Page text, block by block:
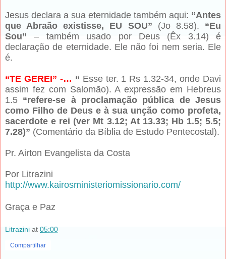
Jesus declara a sua eternidade também aqui: “Antes
que Abraão existisse, EU SOU” (Jo 8.58). “Eu
Sou” – também usado por Deus (Êx 3.14) é
declaração de eternidade. Ele não foi nem seria. Ele
é.
“TE GEREI” -… “ Esse ter. 1 Rs 1.32-34, onde Davi
assim fez com Salomão). A expressão em Hebreus
1.5 “refere-se à proclamação pública de Jesus
como Filho de Deus e à sua unção como profeta,
sacerdote e rei (ver Mt 3.12; At 13.33; Hb 1.5; 5.5;
7.28)” (Comentário da Bíblia de Estudo Pentecostal).
Pr. Airton Evangelista da Costa
Por Litrazini
http://www.kairosministeriomissionario.com/
Graça e Paz
Litrazini at 05:00
Compartilhar